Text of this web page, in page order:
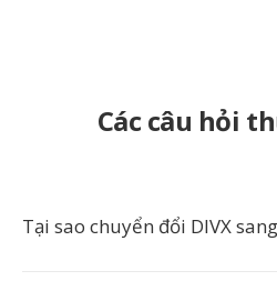
Các câu hỏi
Tại sao chuyển đổi DIVX